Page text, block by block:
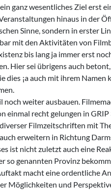
ganz wesentliches Ziel erst
hinaus in der
Sinne, sondern in erster
mit den Aktivitäten von
bis­ lang ja immer erst
Hier sei übrigens auch
¡a auch mit ihrem Namen
weiter ausbauen.
einmal recht gelungen in
Filmzeitschriften mit
erweitern in Richtung
ist nicht zuletzt auch eine
so­ genannten Provinz
macht eine ordentliche
Möglichkeiten und